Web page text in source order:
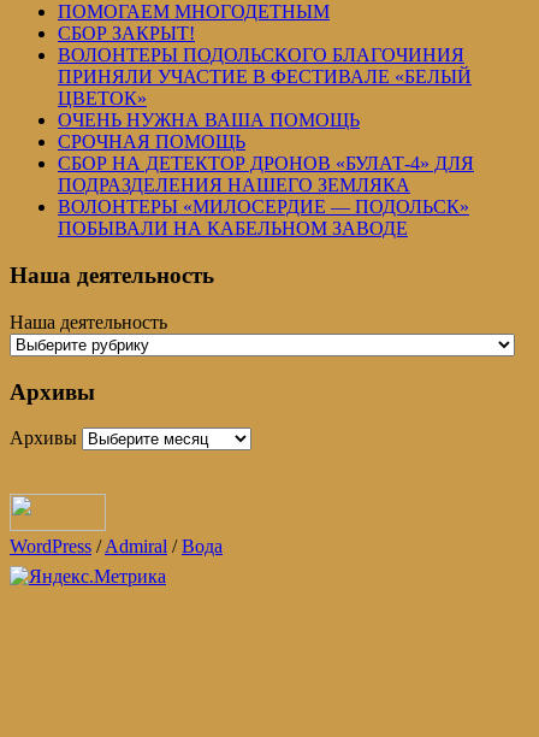
ПОМОГАЕМ МНОГОДЕТНЫМ
СБОР ЗАКРЫТ!
ВОЛОНТЕРЫ ПОДОЛЬСКОГО БЛАГОЧИНИЯ
ПРИНЯЛИ УЧАСТИЕ В ФЕСТИВАЛЕ «БЕЛЫЙ
ЦВЕТОК»
ОЧЕНЬ НУЖНА ВАША ПОМОЩЬ
СРОЧНАЯ ПОМОЩЬ
СБОР НА ДЕТЕКТОР ДРОНОВ «БУЛАТ-4» ДЛЯ
ПОДРАЗДЕЛЕНИЯ НАШЕГО ЗЕМЛЯКА
ВОЛОНТЕРЫ «МИЛОСЕРДИЕ — ПОДОЛЬСК»
ПОБЫВАЛИ НА КАБЕЛЬНОМ ЗАВОДЕ
Наша деятельность
Наша деятельность
Архивы
Архивы
WordPress /Admiral /Вода